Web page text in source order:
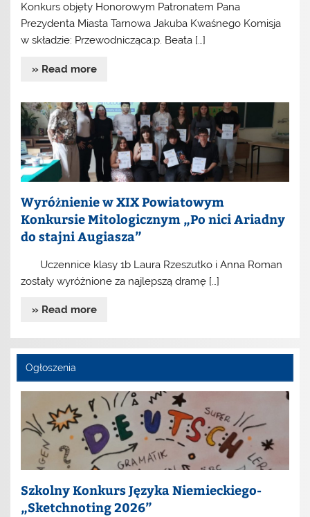
Konkurs objęty Honorowym Patronatem Pana
Prezydenta Miasta Tarnowa Jakuba Kwaśnego Komisja
w składzie: Przewodnicząca:p. Beata […]
» Read more
Wyróżnienie w XIX Powiatowym
Konkursie Mitologicznym „Po nici Ariadny
do stajni Augiasza”
Uczennice klasy 1b Laura Rzeszutko i Anna Roman
zostały wyróżnione za najlepszą dramę […]
» Read more
Ogłoszenia
Szkolny Konkurs Języka Niemieckiego-
„Sketchnoting 2026”